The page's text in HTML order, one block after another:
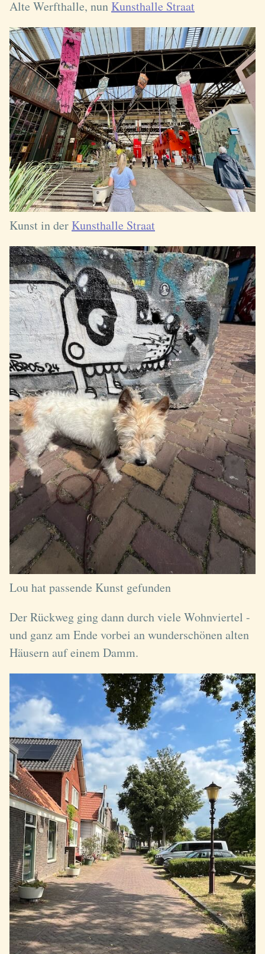
Alte Werfthalle, nun Kunsthalle Straat
Kunst in der Kunsthalle Straat
Lou hat passende Kunst gefunden
Der Rückweg ging dann durch viele Wohnviertel -
und ganz am Ende vorbei an wunderschönen alten
Häusern auf einem Damm.